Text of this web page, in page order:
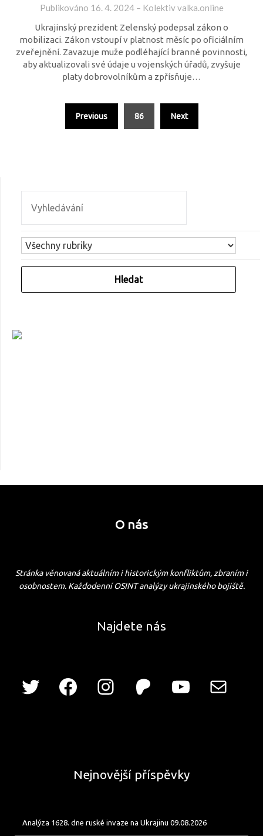
Publikováno 16. 4. 2024– Kolektiv valka.online
Ukrajinský prezident Zelenský podepsal zákon o
mobilizaci. Zákon vstoupí v platnost měsíc po oficiálním
zveřejnění. Zavazuje muže podléhající branné povinnosti,
aby aktualizovali své údaje u vojenských úřadů, zvyšuje
platy dobrovolníkům a zpřísňuje…
Previous 86 Next
O nás
Stránka věnovaná aktuálním i historickým konfliktům, zbraním i
osobnostem. Každodenní OSINT analýzy ukrajinského bojiště.
Najdete nás
Nejnovější příspěvky
Analýza 1628. dne ruské invaze na Ukrajinu 09.08.2026